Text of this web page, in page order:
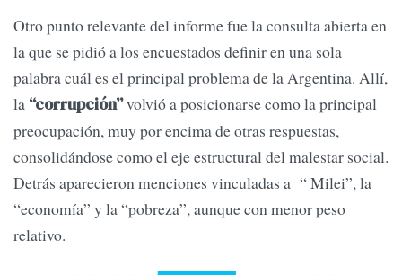
Otro punto relevante del informe fue la consulta abierta en
la que se pidió a los encuestados definir en una sola
palabra cuál es el principal problema de la Argentina. Allí,
la “corrupción”volvió a posicionarse como la principal
preocupación, muy por encima de otras respuestas,
consolidándose como el eje estructural del malestar social.
Detrás aparecieron menciones vinculadas a “ Milei”, la
“economía” y la “pobreza”, aunque con menor peso
relativo.